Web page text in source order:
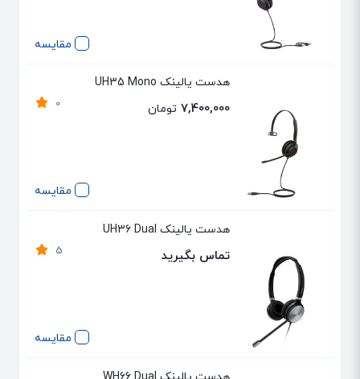
مقایسه
مقایسه
هدست یالینک UH35 Mono
0 7,400,000 تومان
مقایسه
هدست یالینک UH36 Dual
5 تماس بگیرید